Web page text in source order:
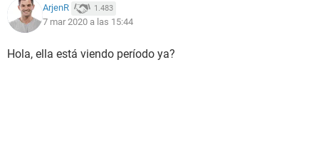
ArjenR 1.483
7 mar 2020 a las 15:44
Hola, ella está viendo período ya?